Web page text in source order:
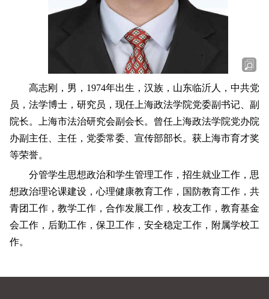
高志刚，男，1974年出生，汉族，山东临沂人，中共党
员，法学博士，研究员，现任上海政法学院党委副 书记、副
院长。上海市法治研究会副会长。曾任上海政法学院党办院
办副主任、主任，党委常委、宣传部部长。获上海市育才奖
等荣誉。
分管学生思想政治和学生管理工作，招生就业工作，思
想政治理论课建设，心理健康教育工作，国防教育工作，共
青团工作，教学工作，合作发展工作，校友工作，教育基金
会工作，后勤工作，保卫工作，安全稳定工作，附属学校工
作。